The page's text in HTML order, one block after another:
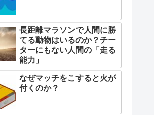
長距離マラソンで人間に勝
てる動物はいるのか？チー
ターにもない人間の「走る
能力」
なぜマッチをこすると火が
付くのか？